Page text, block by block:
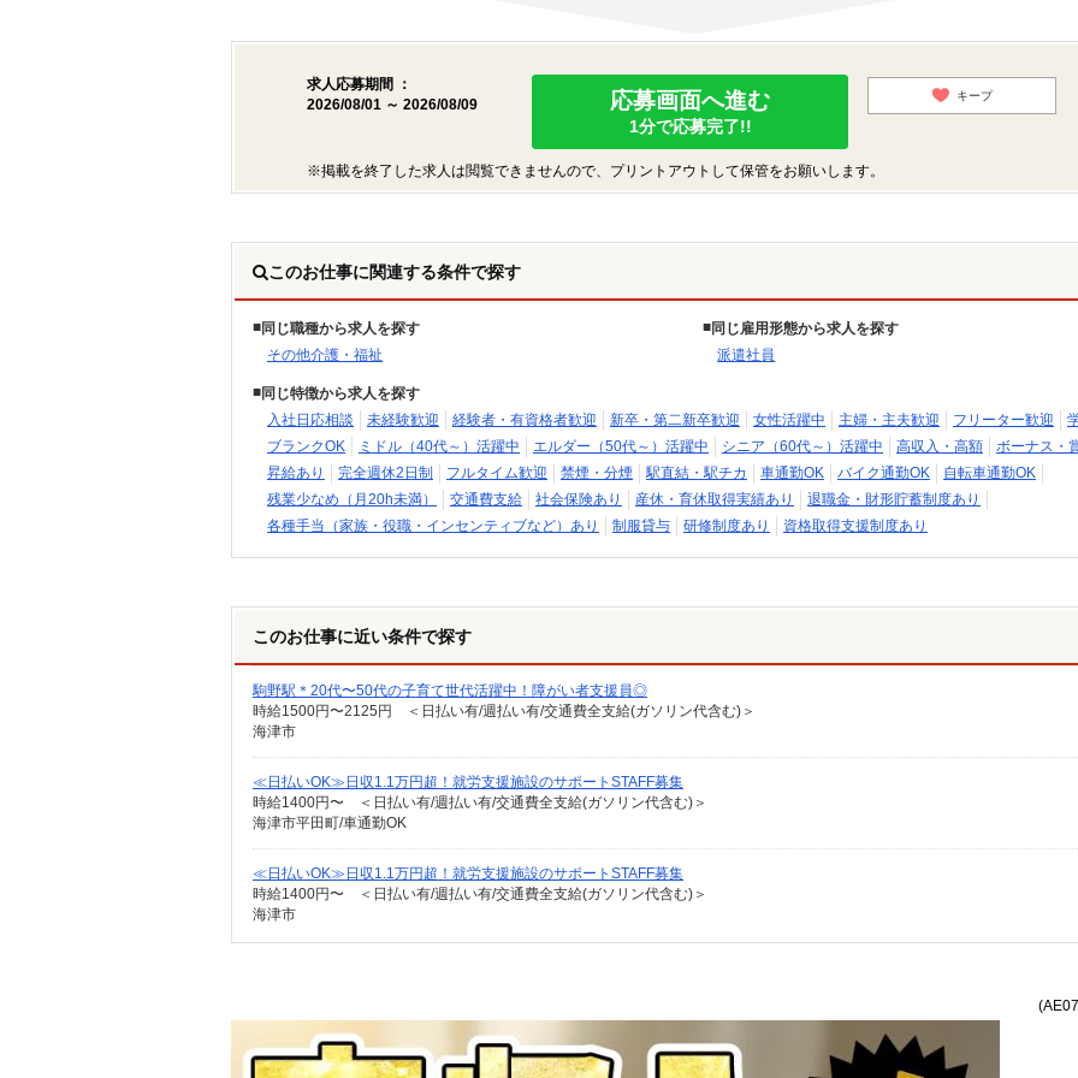
求人応募期間 ：
2026/08/01 ～ 2026/08/09
応募画面へ進む
1分で応募完了!!
キープ
※掲載を終了した求人は閲覧できませんので、プリントアウトして保管をお願いします。
このお仕事に関連する条件で探す
同じ職種から求人を探す
その他介護・福祉
同じ雇用形態から求人を探す
派遣社員
同じ特徴から求人を探す
入社日応相談
未経験歓迎 経験者・有資格者歓迎 新卒・第二新卒歓迎 女性活躍中 主婦・主夫歓迎 フリーター歓迎
ブランクOK
ミドル（40代～）活躍中 エルダー（50代～）活躍中 シニア（60代～）活躍中 高収入・高額
ボーナス・
昇給あり
完全週休2日制 フルタイム歓迎 禁煙・分煙 駅直結・駅チカ 車通勤OK バイク通勤OK
自転車通勤OK
残業少なめ（月20h未満）
交通費支給 社会保険あり 産休・育休取得実績あり
退職金・財形貯蓄制度あり
各種手当（家族・役職・インセンティブなど）あり
制服貸与 研修制度あり 資格取得支援制度あり
このお仕事に近い条件で探す
駒野駅＊20代〜50代の子育て世代活躍中！障がい者支援員◎
時給1500円〜2125円 ＜日払い有/週払い有/交通費全支給(ガソリン代含む)＞
海津市
≪日払いOK≫日収1.1万円超！就労支援施設のサポートSTAFF募集
時給1400円〜 ＜日払い有/週払い有/交通費全支給(ガソリン代含む)＞
海津市平田町/車通勤OK
≪日払いOK≫日収1.1万円超！就労支援施設のサポートSTAFF募集
時給1400円〜 ＜日払い有/週払い有/交通費全支給(ガソリン代含む)＞
海津市